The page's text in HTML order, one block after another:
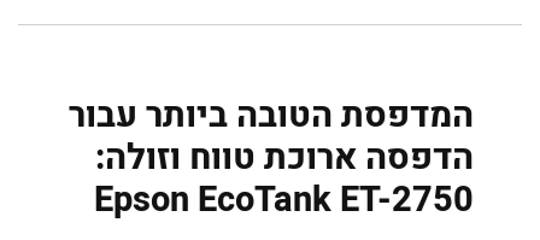
המדפסת הטובה ביותר עבור
הדפסה ארוכת טווח וזולה:
Epson EcoTank ET-2750